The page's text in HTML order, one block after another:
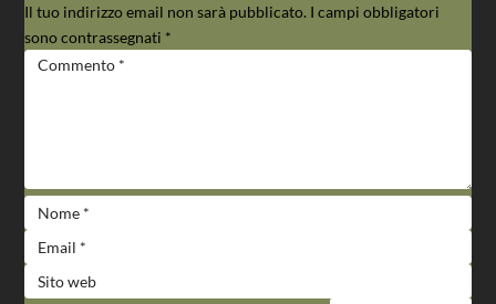
Il tuo indirizzo email non sarà pubblicato. I campi obbligatori
sono contrassegnati *